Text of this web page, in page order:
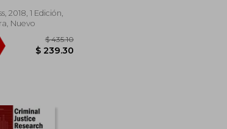
2018, 1 Edición,
Nuevo